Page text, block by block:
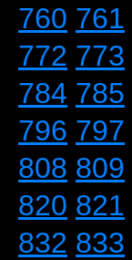
760 761
772 773
784 785
796 797
808 809
820 821
832 833